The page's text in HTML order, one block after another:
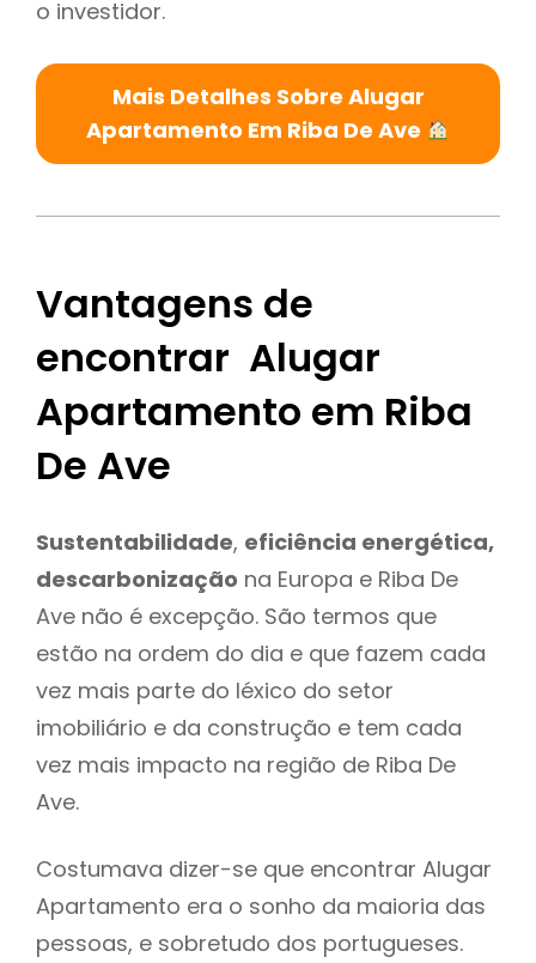
o investidor.
Mais Detalhes Sobre Alugar
Apartamento Em Riba De Ave
Vantagens de
encontrar Alugar
Apartamento em Riba
De Ave
Sustentabilidade, eficiência energética,
descarbonização na Europa e Riba De
Ave não é excepção. São termos que
estão na ordem do dia e que fazem cada
vez mais parte do léxico do setor
imobiliário e da construção e tem cada
vez mais impacto na região de Riba De
Ave.
Costumava dizer-se que encontrar Alugar
Apartamento era o sonho da maioria das
pessoas, e sobretudo dos portugueses.